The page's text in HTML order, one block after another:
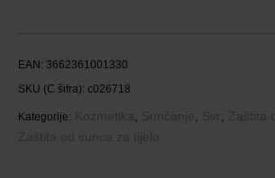
EAN: 3662361001330
SKU (C šifra): c026718
Kategorije: Kozmetika Sunčanje Svr Zaštita
Zaštita od sunca za tijelo